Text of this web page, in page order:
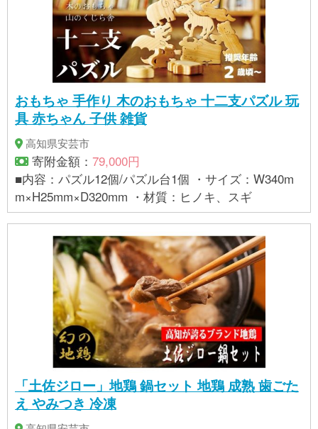
おもちゃ 手作り 木のおもちゃ 十二支パズル 玩
具 赤ちゃん 子供 雑貨
高知県安芸市
寄附金額： 79,000円
■内容：パズル12個/パズル台1個 ・サイズ：W340m
m×H25mm×D320mm ・材質：ヒノキ、スギ
「土佐ジロー」地鶏 鍋セット 地鶏 成熟 歯ごた
え やみつき 冷凍